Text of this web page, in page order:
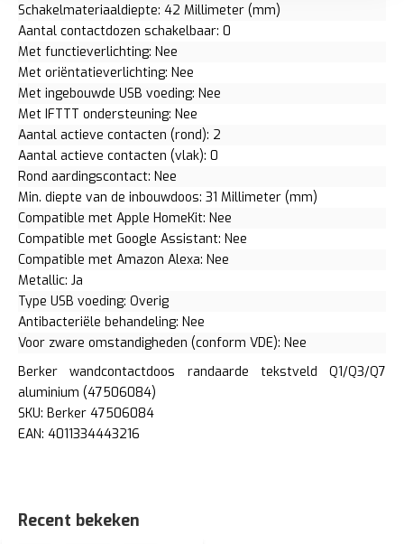
Schakelmateriaaldiepte: 42 Millimeter (mm)
Aantal contactdozen schakelbaar: 0
Met functieverlichting: Nee
Met oriëntatieverlichting: Nee
Met ingebouwde USB voeding: Nee
Met IFTTT ondersteuning: Nee
Aantal actieve contacten (rond): 2
Aantal actieve contacten (vlak): 0
Rond aardingscontact: Nee
Min. diepte van de inbouwdoos: 31 Millimeter (mm)
Compatible met Apple HomeKit: Nee
Compatible met Google Assistant: Nee
Compatible met Amazon Alexa: Nee
Metallic: Ja
Type USB voeding: Overig
Antibacteriële behandeling: Nee
Voor zware omstandigheden (conform VDE): Nee
Berker wandcontactdoos randaarde tekstveld Q1/Q3/Q7
aluminium (47506084)
SKU: Berker 47506084
EAN: 4011334443216
Recent bekeken